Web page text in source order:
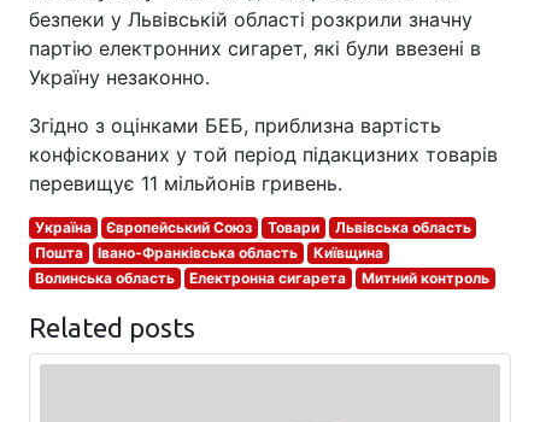
безпеки у Львівській області розкрили значну
партію електронних сигарет, які були ввезені в
Україну незаконно.
Згідно з оцінками БЕБ, приблизна вартість
конфіскованих у той період підакцизних товарів
перевищує 11 мільйонів гривень.
Україна Європейський Союз Товари
Львівська область
Пошта
Івано-Франківська область
Київщина
Волинська область
Електронна сигарета Митний контроль
Related posts